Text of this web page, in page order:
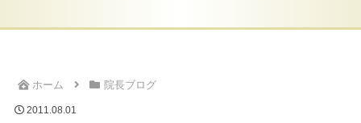
ホーム 院長ブログ
2011.08.01